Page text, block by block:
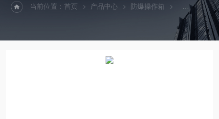
当前位置：首页 产品中心 防爆操作箱 防爆操作屏